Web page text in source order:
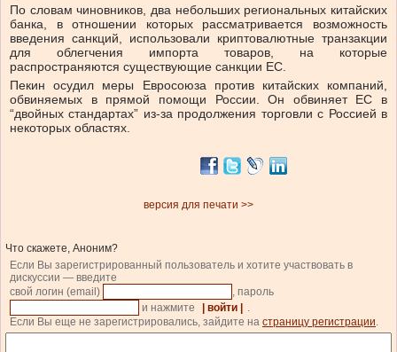
По словам чиновников, два небольших региональных китайских
банка, в отношении которых рассматривается возможность
введения санкций, использовали криптовалютные транзакции
для облегчения импорта товаров, на которые
распространяются существующие санкции ЕС.
Пекин осудил меры Евросоюза против китайских компаний,
обвиняемых в прямой помощи России. Он обвиняет ЕС в
“двойных стандартах” из-за продолжения торговли с Россией в
некоторых областях.
версия для печати >>
Что скажете, Аноним?
Если Вы зарегистрированный пользователь и хотите участвовать в
дискуссии — введите
свой логин (email)
, пароль
и нажмите
| войти |
.
Если Вы еще не зарегистрировались, зайдите на страницу регистрации.